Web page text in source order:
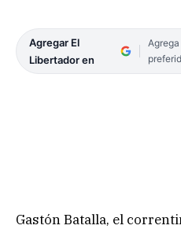
Agregar El
Libertador en
Gastón Batalla, el